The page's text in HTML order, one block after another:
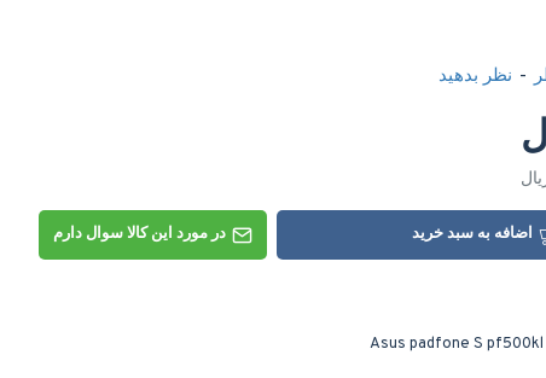
- نظر بدهید
اضافه به سبد خرید در مورد این کالا سوال دارم